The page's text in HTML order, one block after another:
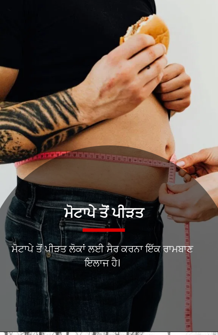
ਮੋਟਾਪੇ ਤੋਂ ਪੀੜਤ ਲੋਕਾਂ ਲਈ ਸੈਰ ਕਰਨਾ ਇੱਕ ਰਾਮਬਾਣ
ਮੋਟਾਪੇ ਤੋਂ ਪੀੜਤ